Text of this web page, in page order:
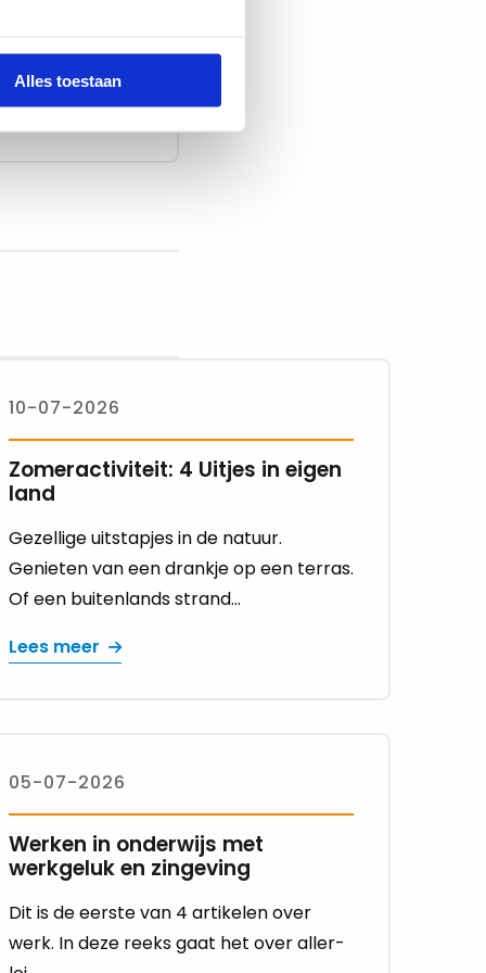
Alles toestaan
10-07-2026
Zomeractiviteit: 4 Uitjes in eigen
land
Gezellige uitstapjes in de natuur.
Genieten van een drankje op een terras.
Of een buitenlands strand...
Lees meer
05-07-2026
Werken in onderwijs met
werkgeluk en zingeving
Dit is de eer­ste van 4 ar­ti­ke­len over
werk. In deze reeks gaat het over al­ler­